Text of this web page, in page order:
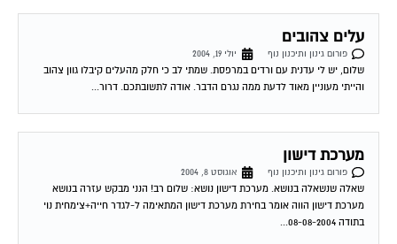
עלים צהובים
פורום גינון ותיכנון נוף
שלום, יש לי עדנית עם ורדים במרפסת. שמתי לב כי חלק מהעלים קיבלו גוון צהוב
והייתי מעוניין מאוד לדעת ממה נגרם הדבר. אודה לתשובתכם. דרור...
מערכת דישון
פורום גינון ותיכנון נוף
שאלה שנשאלה בנושא. מערכת דישון נושא: שלום רב! הנני מבקש עזרה בנושא
מערכת דישון הווה אומר בחירת מערכת דישון המתאימה ל-לגדר חייה+צימחית נוי
בתודה 08-08-2004...